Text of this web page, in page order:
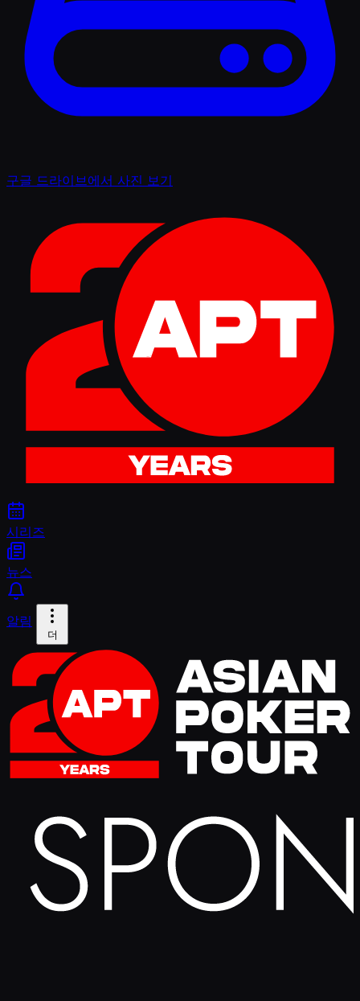
구글 드라이브에서 사진 보기
시리즈
뉴스
알림
더